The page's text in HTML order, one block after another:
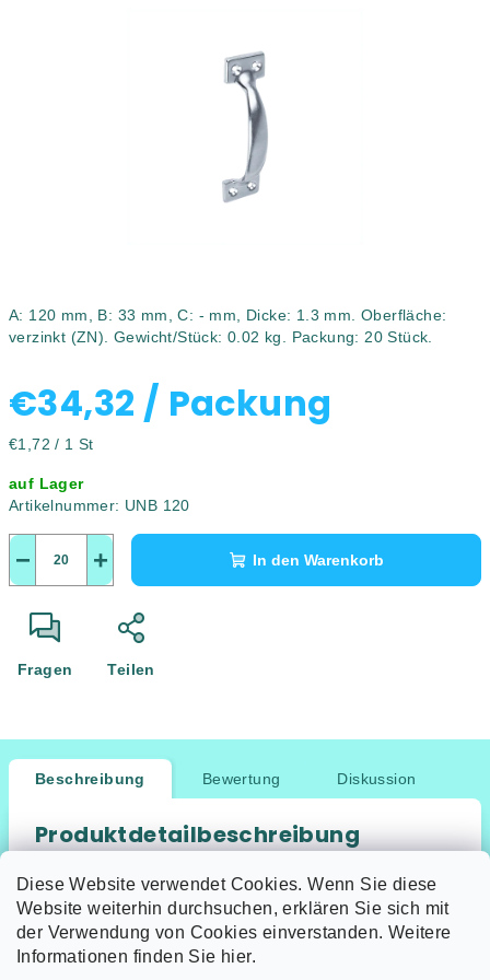
Diese Website verwendet Cookies. Wenn Sie diese
Website weiterhin durchsuchen, erklären Sie sich mit
der Verwendung von Cookies einverstanden. Weitere
Informationen finden Sie hier.
A: 120 mm, B: 33 mm, C: - mm, Dicke: 1.3 mm. Oberfläche:
verzinkt (ZN). Gewicht/Stück: 0.02 kg. Packung: 20 Stück.
€34,32 / Packung
Verkaufspreis:
€1,72 / 1 St
auf Lager
Artikelnummer: UNB 120
+
− In den Warenkorb
Fragen Teilen
Beschreibung Bewertung Diskussion
Produktdetailbeschreibung
Keine Produktbeschreibung verfügbar